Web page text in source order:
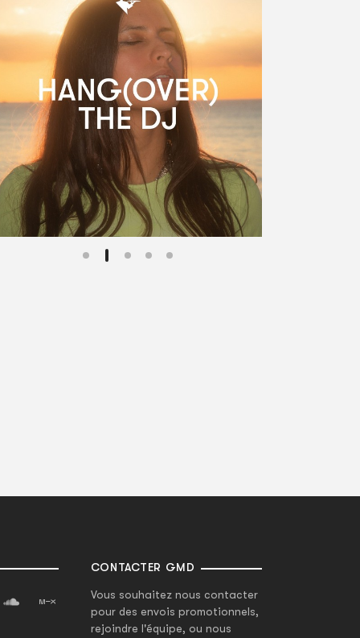
CONTACTER GMD
Vous souhaitez nous contacter
pour des envois promotionnels,
rejoindre l'équipe, ou nous